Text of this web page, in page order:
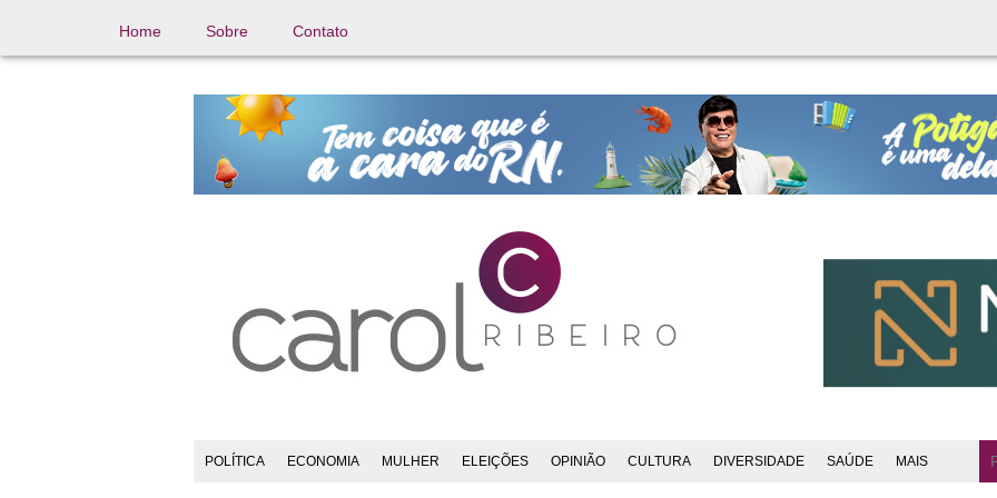
Home Sobre Contato
POLÍTICA ECONOMIA MULHER ELEIÇÕES OPINIÃO CULTURA DIVERSIDADE SAÚDE MAIS